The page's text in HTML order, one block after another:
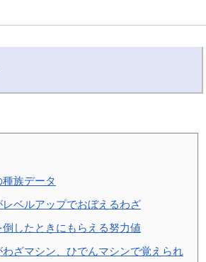
族データ
レベルアップでおぼえるわざ
倒したときにもらえる努力値
わざマシン、ひでんマシンで覚えられ